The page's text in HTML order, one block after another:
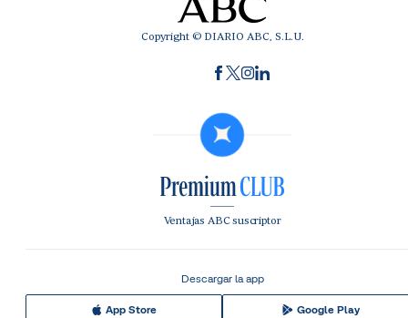
Copyright © DIARIO ABC, S.L.U.
Ventajas ABC suscriptor
Descargar la app
App Store Google Play